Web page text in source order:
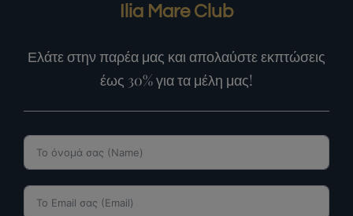
Ilia Mare Club
Ελάτε στην παρέα μας και απολαύστε εκπτώσεις
έως 30% για τα μέλη μας!